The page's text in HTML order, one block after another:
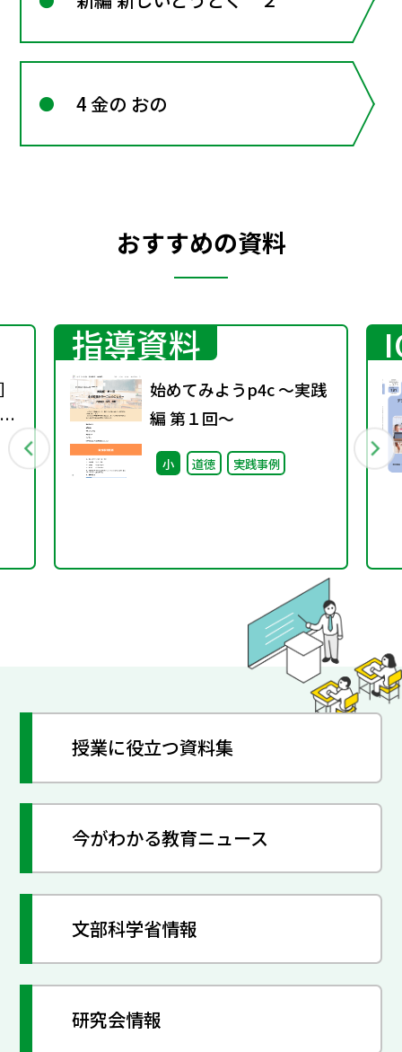
4 金の おの
おすすめの資料
指導資料
始めてみようp4c ～実践
編 第１回～
小 道徳 実践事例
授業に役立つ資料集
今がわかる教育ニュース
文部科学省情報
研究会情報